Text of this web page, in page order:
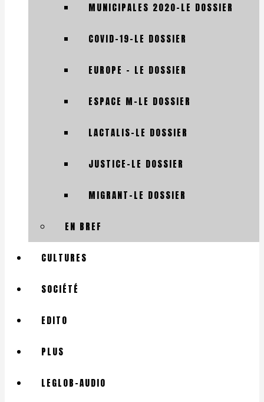
MUNICIPALES 2020-LE DOSSIER
COVID-19-LE DOSSIER
EUROPE – LE DOSSIER
ESPACE M-LE DOSSIER
LACTALIS-LE DOSSIER
JUSTICE-LE DOSSIER
MIGRANT-LE DOSSIER
EN BREF
CULTURES
SOCIÉTÉ
EDITO
PLUS
LEGLOB-AUDIO